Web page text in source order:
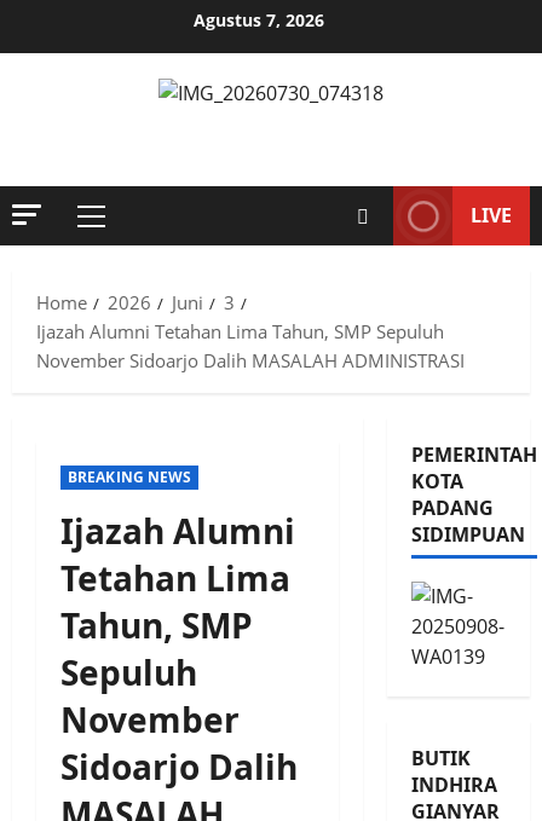
Agustus 7, 2026
Primary
LIVE
Home 2026 Juni
3
Ijazah Alumni Tetahan Lima Tahun, SMP Sepuluh
November Sidoarjo Dalih MASALAH ADMINISTRASI
BREAKING NEWS
Ijazah Alumni
Tetahan Lima
Tahun, SMP
Sepuluh
November
Sidoarjo Dalih
PEMERINTAH
KOTA
PADANG
SIDIMPUAN
BUTIK
INDHIRA
GIANYAR